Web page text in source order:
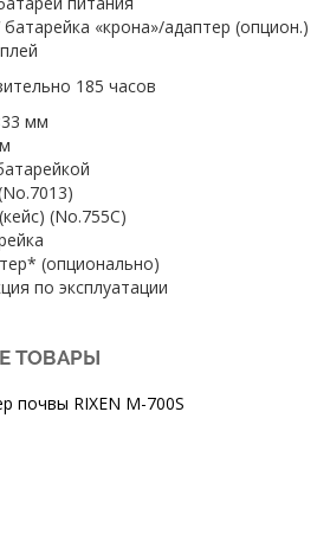
«крона»/адаптер (опцион.)
185 часов
мм
(No.755C)
(опционально)
по эксплуатации
ТОВАРЫ